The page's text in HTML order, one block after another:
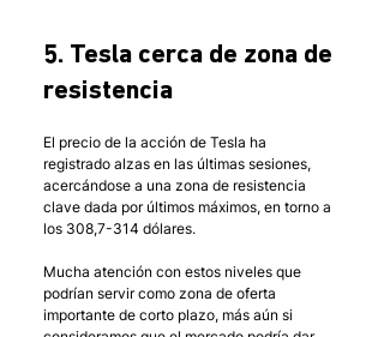
5. Tesla cerca de zona de
resistencia
El precio de la acción de Tesla ha
registrado alzas en las últimas sesiones,
acercándose a una zona de resistencia
clave dada por últimos máximos, en torno a
los 308,7-314 dólares.
Mucha atención con estos niveles que
podrían servir como zona de oferta
importante de corto plazo, más aún si